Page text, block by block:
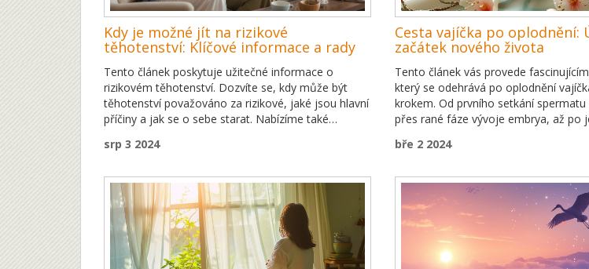
Kdy je možné jít na rizikové
těhotenství: Klíčové informace a rady
Tento článek poskytuje užitečné informace o
rizikovém těhotenství. Dozvíte se, kdy může být
těhotenství považováno za rizikové, jaké jsou hlavní
příčiny a jak se o sebe starat. Nabízíme také
těhotenství.
srp 3 2024
Cesta vajíčka po oplodnění:
začátek nového života
Tento článek vás provede
který se odehrává po oplodnění
krokem. Od prvního setkání spermatu
přes rané fáze vývoje embrya, až po
transformuje na komplexní
proces plný zvratů, který determinuje
nového života.
bře 2 2024